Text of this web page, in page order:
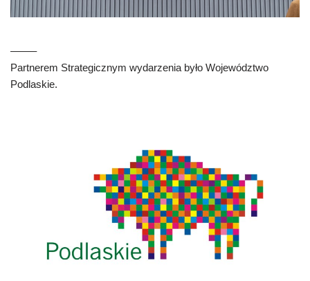
——–
Partnerem Strategicznym wydarzenia było Województwo
Podlaskie.